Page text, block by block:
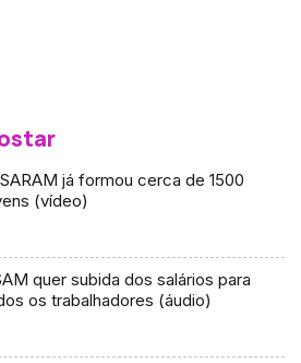
já formou cerca de 1500
(vídeo)
quer subida dos salários para
os trabalhadores (áudio)